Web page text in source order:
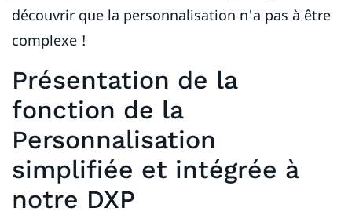
découvrir que la personnalisation n'a pas à être
complexe !
Présentation de la
fonction de la
Personnalisation
simplifiée et intégrée à
notre DXP